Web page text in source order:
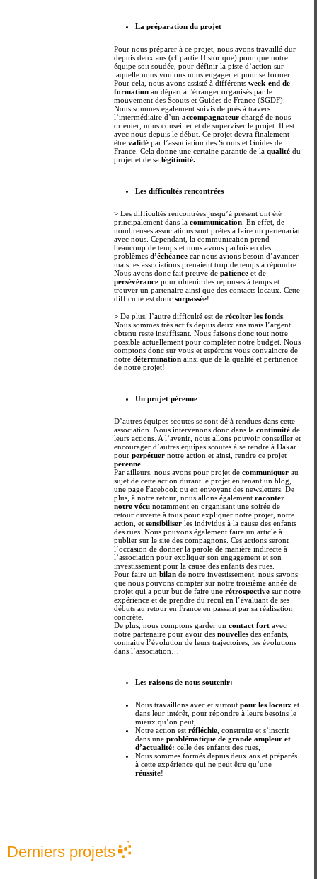
La préparation du projet
Pour nous préparer à ce projet, nous avons travaillé dur
depuis deux ans (cf partie Historique) pour que notre
équipe soit soudée, pour définir la piste d’action sur
laquelle nous voulons nous engager et pour se former.
Pour cela, nous avons assisté à différentsweek-end de
formation au départ à l'étranger organisés par le
mouvement des Scouts et Guides de France (SGDF).
Nous sommes également suivis de près à travers
l’intermédiaire d’unaccompagnateur chargé de nous
orienter, nous conseiller et de superviser le projet. Il est
avec nous depuis le début. Ce projet devra finalement
êtrevalidé par l’association des Scouts et Guides de
France. Cela donne une certaine garantie de laqualité du
projet et de salégitimité.
Les difficultés rencontrées
> Les difficultés rencontrées jusqu’à présent ont été
principalement dans lacommunication . En effet, de
nombreuses associations sont prêtes à faire un partenariat
avec nous. Cependant, la communication prend
beaucoup de temps et nous avons parfois eu des
problèmesd’échéance car nous avions besoin d’avancer
mais les associations prenaient trop de temps à répondre.
Nous avons donc fait preuve depatience et de
persévérance pour obtenir des réponses à temps et
trouver un partenaire ainsi que des contacts locaux. Cette
difficulté est doncsurpassée!
>De plus, l’autre difficulté est derécolter les fonds
Nous sommes très actifs depuis deux ans mais l’argent
obtenu reste insuffisant. Nous faisons donc tout notre
possible actuellement pour compléter notre budget. Nous
comptons donc sur vous et espérons vous convaincre de
notredétermination ainsi que de la qualité et pertinence
de notre projet!
Un projet pérenne
D’autres équipes scoutes se sont déjà rendues dans cette
association. Nous intervenons donc dans lacontinuité de
leurs actions. A l’avenir, nous allons pouvoir conseiller et
encourager d’autres équipes scoutes à se rendre à Dakar
pourperpétuer notre action et ainsi, rendre ce projet
pérenne
Par ailleurs, nous avons pour projet decommuniquer au
sujet de cette action durant le projet en tenant un blog,
une page Facebook ou en envoyant des newsletters. De
plus, à notre retour, nous allons égalementraconter
notre vécu notamment en organisant une soirée de
retour ouverte à tous pour expliquer notre projet, notre
action, etsensibiliser les individus à la cause des enfants
des rues. Nous pouvons également faire un article à
publier sur le site des compagnons. Ces actions seront
l’occasion de donner la parole de manière indirecte à
l’association pour expliquer son engagement et son
investissement pour la cause des enfants des rues.
Pour faire unbilan de notre investissement, nous savons
que nous pouvons compter sur notre troisième année de
projet qui a pour but de faire unerétrospective sur notre
expérience et de prendre du recul en l’évaluant de ses
débuts au retour en France en passant par sa réalisation
concrète.
De plus, nous comptons garder un contact fortavec
notre partenaire pour avoir desnouvelles des enfants,
connaitre l’évolution de leurs trajectoires, les évolutions
dans l’association…
Les raisons de nous soutenir:
Nous travaillons avec et surtoutpour les locaux et
dans leur intérêt, pour répondre à leurs besoins le
mieux qu’on peut,
Notre action estréfléchie , construite et s’inscrit
dans uneproblématique de grande ampleur et
d’actualité: celle des enfants des rues,
Nous sommes formés depuis deux ans et préparés
à cette expérience qui ne peut être qu’une
réussite!
Derniers projets